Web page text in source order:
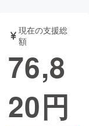
音楽
ゲーム・
書籍・雑誌
現在の支援総
額
76,8
20円